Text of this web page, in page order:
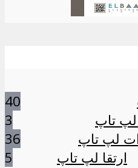
40
لپ تاپ
3
لپ تاپ
36
ارتقا لپ تاپ
5